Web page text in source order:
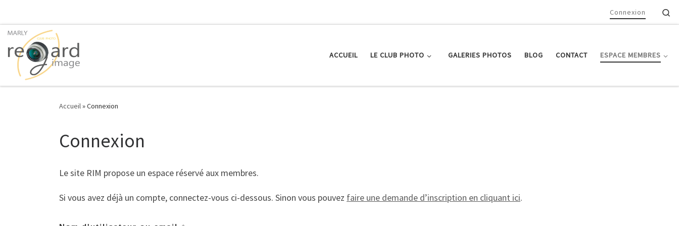
Connexion
ACCUEIL LE CLUB PHOTO GALERIES PHOTOS BLOG CONTACT ESPACE MEMBRES
Accueil»Connexion
Connexion
Le site RIM propose un espace réservé aux membres.
Si vous avez déjà un compte, connectez-vous ci-dessous. Sinon vous pouvez faire une demande d’inscription en cliquant ici.